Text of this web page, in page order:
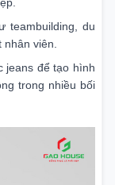
teambuilding, du
nhân viên.
jeans để tạo hình
trong nhiều bối